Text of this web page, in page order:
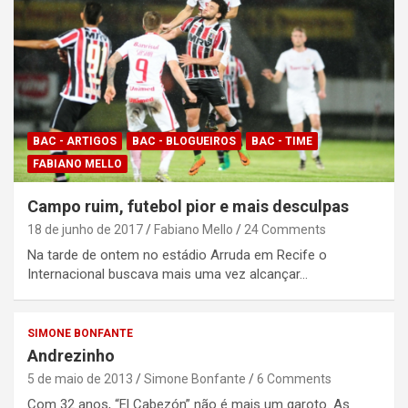
BAC - ARTIGOS BAC - BLOGUEIROS
BAC - TIME
FABIANO MELLO
Campo ruim, futebol pior e mais desculpas
18 de junho de 2017 Fabiano Mello 24 Comments
Na tarde de ontem no estádio Arruda em Recife o
Internacional buscava mais uma vez alcançar…
SIMONE BONFANTE
Andrezinho
5 de maio de 2013 Simone Bonfante 6 Comments
Com 32 anos, “El Cabezón” não é mais um garoto. As